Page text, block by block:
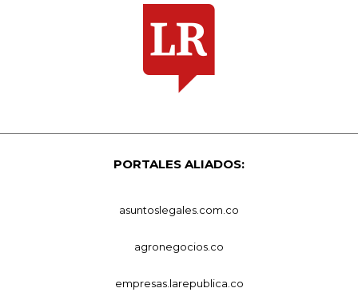
PORTALES ALIADOS:
asuntoslegales.com.co
agronegocios.co
empresas.larepublica.co